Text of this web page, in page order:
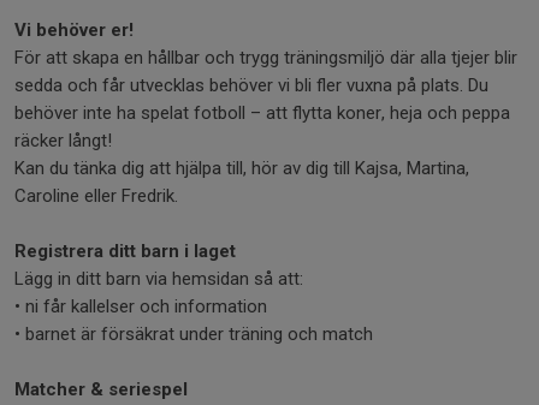
Vi behöver er!
För att skapa en hållbar och trygg träningsmiljö där alla tjejer blir
sedda och får utvecklas behöver vi bli fler vuxna på plats. Du
behöver inte ha spelat fotboll – att flytta koner, heja och peppa
räcker långt!
Kan du tänka dig att hjälpa till, hör av dig till Kajsa, Martina,
Caroline eller Fredrik.
Registrera ditt barn i laget
Lägg in ditt barn via hemsidan så att:
• ni får kallelser och information
• barnet är försäkrat under träning och match
Matcher & seriespel